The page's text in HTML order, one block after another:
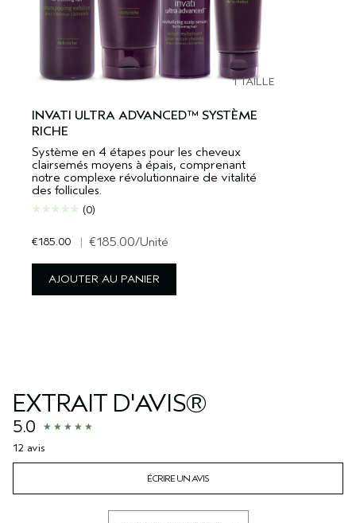
1 TAILLE
INVATI ULTRA ADVANCED™ SYSTÈME
RICHE
Système en 4 étapes pour les cheveux
clairsemés moyens à épais, comprenant
notre complexe révolutionnaire de vitalité
des follicules.
(0)
€185.00 | €185.00/Unité
AJOUTER AU PANIER
EXTRAIT D'AVIS®
5.0
12 avis
ÉCRIRE UN AVIS